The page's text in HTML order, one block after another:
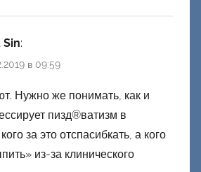
Sin:
в 09:59
Нужно же понимать, как и
пизд®ватизм в
за это отспасибкать, а кого
из-за клинического